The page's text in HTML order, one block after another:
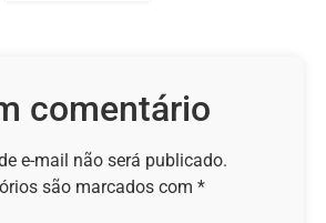
comentário
e-mail não será publicado.
são marcados com *